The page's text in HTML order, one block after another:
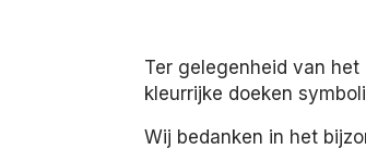
Ter gelegenheid van
kleurrijke doeken
Wij bedanken in het